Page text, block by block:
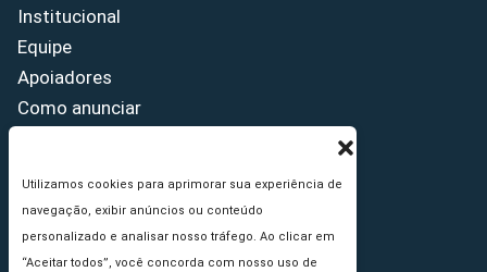
Utilizamos cookies para aprimorar sua experiência de
navegação, exibir anúncios ou conteúdo
personalizado e analisar nosso tráfego. Ao clicar em
“Aceitar todos”, você concorda com nosso uso de
Institucional
Equipe
Apoiadores
Como anunciar
Princípios Editoriais